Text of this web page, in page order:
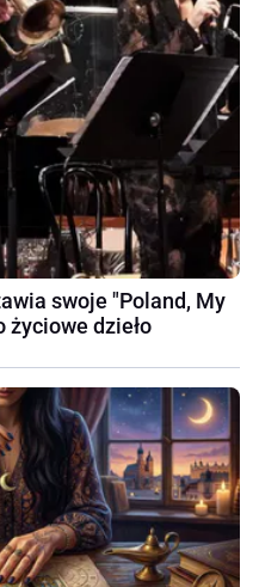
swoje "Poland, My
życiowe dzieło